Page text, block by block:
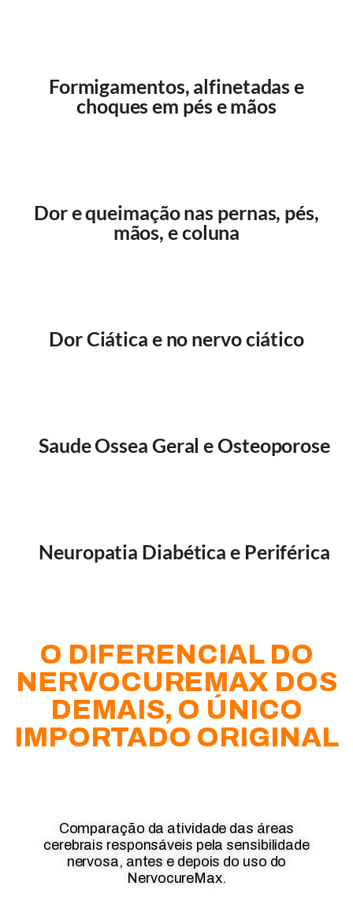
Formigamentos, alfinetadas e
choques em pés e mãos
Dor e queimação nas pernas, pés,
mãos, e coluna
Dor Ciática e no nervo ciático
Saude Ossea Geral e Osteoporose
Neuropatia Diabética e Periférica
O DIFERENCIAL DO
NERVOCUREMAX DOS
DEMAIS, O ÚNICO
IMPORTADO ORIGINAL
Comparação da atividade das áreas
cerebrais responsáveis pela sensibilidade
nervosa, antes e depois do uso do
NervocureMax.